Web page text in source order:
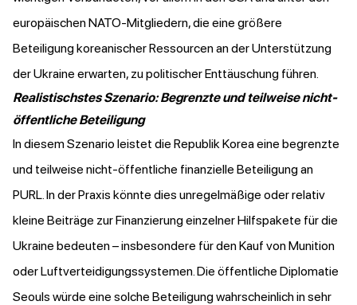
europäischen NATO-Mitgliedern, die eine größere
Beteiligung koreanischer Ressourcen an der Unterstützung
der Ukraine erwarten, zu politischer Enttäuschung führen.
Realistischstes Szenario: Begrenzte und teilweise nicht-
öffentliche Beteiligung
In diesem Szenario leistet die Republik Korea eine begrenzte
und teilweise nicht-öffentliche finanzielle Beteiligung an
PURL. In der Praxis könnte dies unregelmäßige oder relativ
kleine Beiträge zur Finanzierung einzelner Hilfspakete für die
Ukraine bedeuten – insbesondere für den Kauf von Munition
oder Luftverteidigungssystemen. Die öffentliche Diplomatie
Seouls würde eine solche Beteiligung wahrscheinlich in sehr